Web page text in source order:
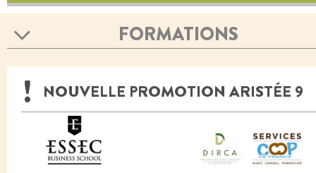
FORMATIONS
NOUVELLE PROMOTION ARISTÉE 9